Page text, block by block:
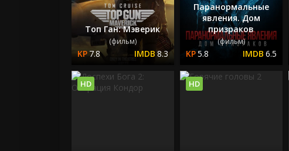
Топ Ган: Мэверик
(фильм)
7.8 8.3
Паранормальные
явления. Дом
призраков
(фильм)
5.8 6.5
HD HD